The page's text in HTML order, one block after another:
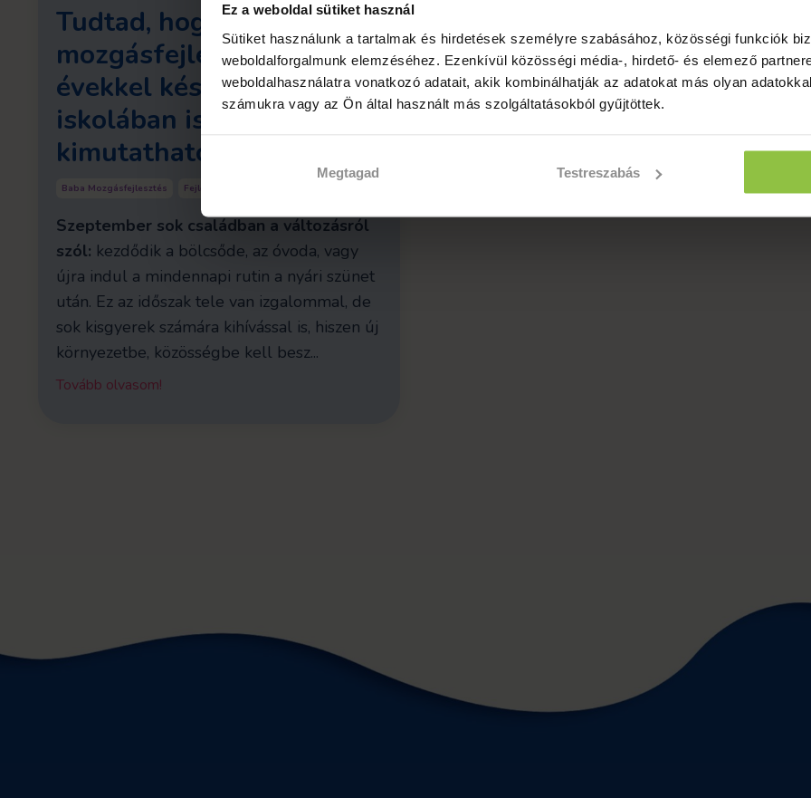
Ez a weboldal sütiket használ
Sütiket használunk a tartalmak és hirdetések személyre szabásához, közösségi funkciók
weboldalforgalmunk elemzéséhez. Ezenkívül közösségi média-, hirdető- és elemező
weboldalhasználatra vonatkozó adatait, akik kombinálhatják az adatokat más olyan
számukra vagy az Ön által használt más szolgáltatásokból gyűjtöttek.
Megtagad Testreszabás
Tudtad, hogy a korai
mozgásfejlesztés hatásai
évekkel később, az
iskolában is
kimutathatók?
Baba Mozgásfejlesztés Fejlődés
Szeptember sok családban a változásról
szól: kezdődik a bölcsőde, az óvoda, vagy
újra indul a mindennapi rutin a nyári szünet
után. Ez az időszak tele van izgalommal, de
sok kisgyerek számára kihívással is, hiszen új
környezetbe, közösségbe kell besz...
Tovább olvasom!